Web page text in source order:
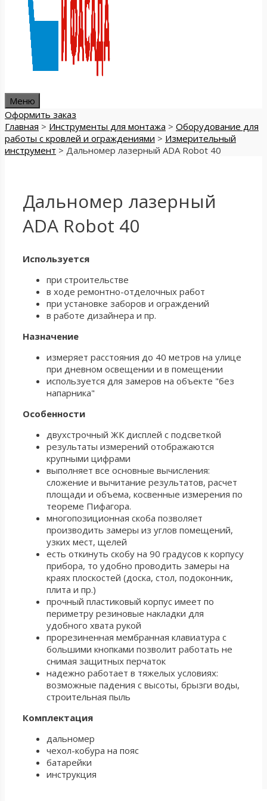
Меню
Оформить заказ
Главная > Инструменты для монтажа > Оборудование для
работы с кровлей и ограждениями > Измерительный
инструмент > Дальномер лазерный ADA Robot 40
Дальномер лазерный
ADA Robot 40
Используется
при строительстве
в ходе ремонтно-отделочных работ
при установке заборов и ограждений
в работе дизайнера и пр.
Назначение
измеряет расстояния до 40 метров на улице
при дневном освещении и в помещении
используется для замеров на объекте "без
напарника"
Особенности
двухстрочный ЖК дисплей с подсветкой
результаты измерений отображаются
крупными цифрами
выполняет все основные вычисления:
сложение и вычитание результатов, расчет
площади и объема, косвенные измерения по
теореме Пифагора.
многопозиционная скоба позволяет
производить замеры из углов помещений,
узких мест, щелей
есть откинуть скобу на 90 градусов к корпусу
прибора, то удобно проводить замеры на
краях плоскостей (доска, стол, подоконник,
плита и пр.)
прочный пластиковый корпус имеет по
периметру резиновые накладки для
удобного хвата рукой
прорезиненная мембранная клавиатура с
большими кнопками позволит работать не
снимая защитных перчаток
надежно работает в тяжелых условиях:
возможные падения с высоты, брызги воды,
строительная пыль
Комплектация
дальномер
чехол-кобура на пояс
батарейки
инструкция